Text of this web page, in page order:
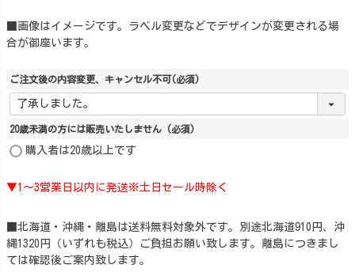
■画像はイメージです。ラベル変更などでデザインが変更される場
合が御座います。
ご注文後の内容変更、キャンセル不可 (必須)
20歳未満の方には販売いたしません (必須)
購入者は20歳以上です
▼1～3営業日以内に発送※土日セール時除く
■北海道・沖縄・離島は送料無料対象外です。別途北海道910円、沖
縄1320円（いずれも税込）ご負担お願い致します。離島につきまし
ては確認後ご案内致します。